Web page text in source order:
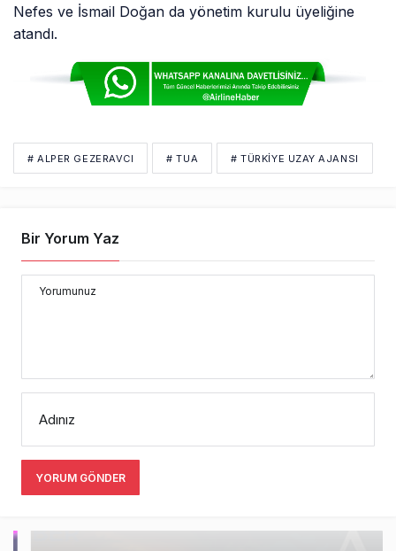
Nefes ve İsmail Doğan da yönetim kurulu üyeliğine
atandı.
# ALPER GEZERAVCI # TUA # TÜRKIYE UZAY AJANSI
Bir Yorum Yaz
Yorumunuz
Adınız
YORUM GÖNDER